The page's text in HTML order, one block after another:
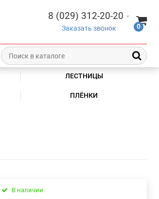
8 (029) 312-20-20
Заказать звонок 0
ЛЕСТНИЦЫ
ПЛЁНКИ
В наличии